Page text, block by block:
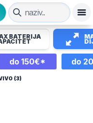
BATERIJA
do 150€* do
(3)